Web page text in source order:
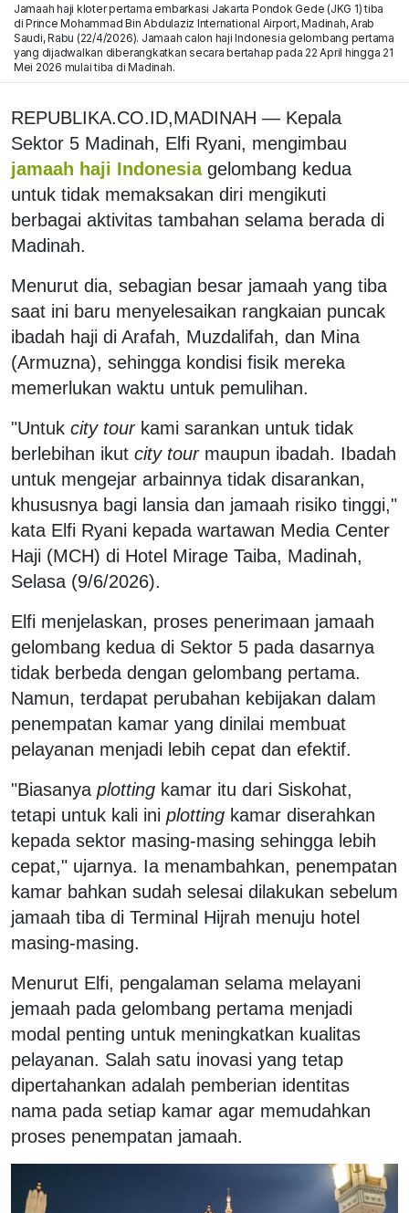
Jamaah haji kloter pertama embarkasi Jakarta Pondok Gede (JKG 1) tiba
di Prince Mohammad Bin Abdulaziz International Airport, Madinah, Arab
Saudi, Rabu (22/4/2026). Jamaah calon haji Indonesia gelombang pertama
yang dijadwalkan diberangkatkan secara bertahap pada 22 April hingga 21
Mei 2026 mulai tiba di Madinah.
REPUBLIKA.CO.ID,MADINAH — Kepala
Sektor 5 Madinah, Elfi Ryani, mengimbau
jamaah haji Indonesia gelombang kedua
untuk tidak memaksakan diri mengikuti
berbagai aktivitas tambahan selama berada di
Madinah.
Menurut dia, sebagian besar jamaah yang tiba
saat ini baru menyelesaikan rangkaian puncak
ibadah haji di Arafah, Muzdalifah, dan Mina
(Armuzna), sehingga kondisi fisik mereka
memerlukan waktu untuk pemulihan.
"Untuk city tourkami sarankan untuk tidak
berlebihan ikut city tourmaupun ibadah. Ibadah
untuk mengejar arbainnya tidak disarankan,
khususnya bagi lansia dan jamaah risiko tinggi,"
kata Elfi Ryani kepada wartawan Media Center
Haji (MCH) di Hotel Mirage Taiba, Madinah,
Selasa (9/6/2026).
Elfi menjelaskan, proses penerimaan jamaah
gelombang kedua di Sektor 5 pada dasarnya
tidak berbeda dengan gelombang pertama.
Namun, terdapat perubahan kebijakan dalam
penempatan kamar yang dinilai membuat
pelayanan menjadi lebih cepat dan efektif.
"Biasanya plotting kamar itu dari Siskohat,
tetapi untuk kali ini plotting kamar diserahkan
kepada sektor masing-masing sehingga lebih
cepat," ujarnya. Ia menambahkan, penempatan
kamar bahkan sudah selesai dilakukan sebelum
jamaah tiba di Terminal Hijrah menuju hotel
masing-masing.
Menurut Elfi, pengalaman selama melayani
jemaah pada gelombang pertama menjadi
modal penting untuk meningkatkan kualitas
pelayanan. Salah satu inovasi yang tetap
dipertahankan adalah pemberian identitas
nama pada setiap kamar agar memudahkan
proses penempatan jamaah.